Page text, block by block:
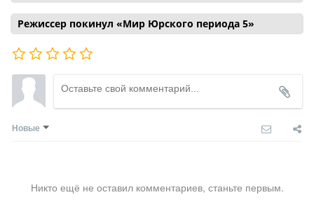
Режиссер покинул «Мир Юрского периода 5»
Новые
Никто ещё не оставил комментариев, станьте первым.